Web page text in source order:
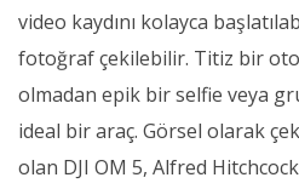
video kaydını kolayca
fotoğraf çekilebilir. Titiz bir
olmadan epik bir selfie veya
ideal bir araç. Görsel olarak
olan DJI OM 5, Alfred